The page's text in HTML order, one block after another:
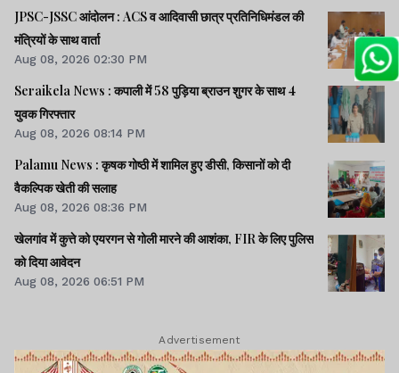
JPSC-JSSC आंदोलन : ACS व आदिवासी छात्र प्रतिनिधिमंडल की
मंत्रियों के साथ वार्ता
Aug 08, 2026 02:30 PM
Seraikela News : कपाली में 58 पुड़िया ब्राउन शुगर के साथ 4
युवक गिरफ्तार
Aug 08, 2026 08:14 PM
Palamu News : कृषक गोष्ठी में शामिल हुए डीसी, किसानों को दी
वैकल्पिक खेती की सलाह
Aug 08, 2026 08:36 PM
खेलगांव में कुत्ते को एयरगन से गोली मारने की आशंका, FIR के लिए पुलिस
को दिया आवेदन
Aug 08, 2026 06:51 PM
Advertisement